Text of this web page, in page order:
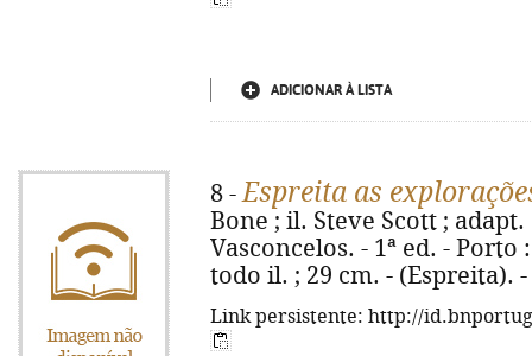
ADICIONAR À LISTA
8 -Espreita as
Bone ; il. Steve Scott ;
Vasconcelos. - 1ª ed. -
todo il. ; 29 cm. - (Espreita). -
Link persistente: http://